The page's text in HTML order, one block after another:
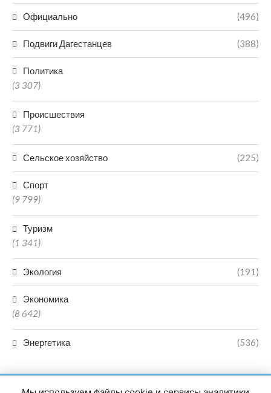
Официально (496)
Подвиги Дагестанцев (388)
Политика
(3 307)
Происшествия
(3 771)
Сельское хозяйство (225)
Спорт
(9 799)
Туризм
(1 341)
Экология (191)
Экономика
(8 642)
Энергетика (536)